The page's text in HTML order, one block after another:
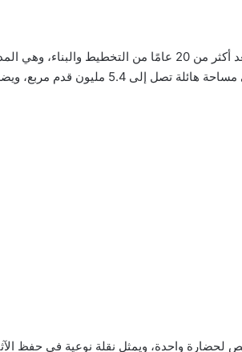
افتتح المتحف رسميًا في نوفمبر 2025، بعد أكثر
تمثل 7000 عام من تاريخ الحضارة المصرية القديمة.
واحدة، ويمثل نقلة نوعية في حفظ